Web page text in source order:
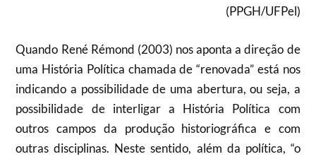
(PPGH/UFPel)
Quando René Rémond (2003) nos aponta a direção de
uma História Política chamada de “renovada” está nos
indicando a possibilidade de uma abertura, ou seja, a
possibilidade de interligar a História Política com
outros campos da produção historiográfica e com
outras disciplinas. Neste sentido, além da política, “o